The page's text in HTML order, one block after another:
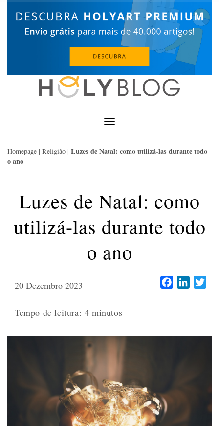
Toggle
Navigation
Homepage | Religião | Luzes de Natal: como utilizá-las durante todo
o ano
Luzes de Natal: como
utilizá-las durante todo
o ano
20 Dezembro 2023
Tempo de leitura: 4 minutos
Facebook